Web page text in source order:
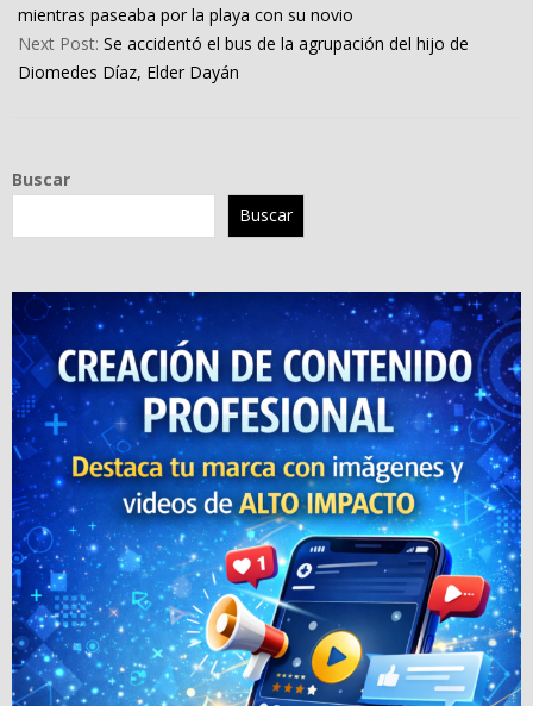
20
mientras paseaba por la playa con su novio
Next Post: Se accidentó el bus de la agrupación del hijo de
Diomedes Díaz, Elder Dayán
Buscar
Buscar